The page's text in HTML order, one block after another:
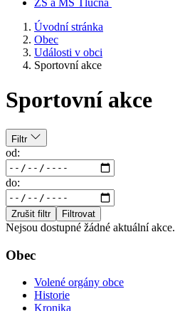
ZŠ a MŠ Tlučná
Úvodní stránka
Obec
Události v obci
Sportovní akce
Sportovní akce
Filtr
od:
do:
Zrušit filtr Filtrovat
Nejsou dostupné žádné aktuální akce.
Obec
Volené orgány obce
Historie
Kronika